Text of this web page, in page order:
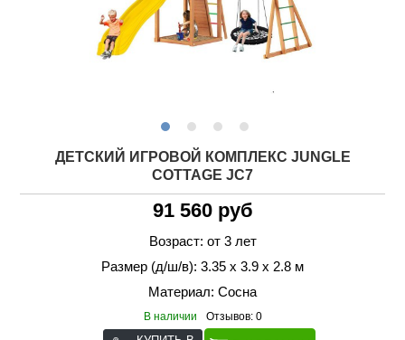
ДЕТСКИЙ ИГРОВОЙ КОМПЛЕКС JUNGLE
COTTAGE JC7
91 560 руб
Возраст: от 3 лет
Размер (д/ш/в): 3.35 х 3.9 х 2.8 м
Материал: Сосна
В наличии Отзывов: 0